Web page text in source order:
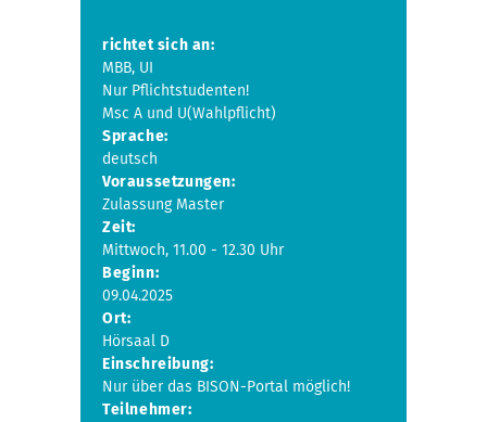
richtet sich an:
MBB, UI
Nur Pflichtstudenten!
Msc A und U(Wahlpflicht)
Sprache:
deutsch
Voraussetzungen:
Zulassung Master
Zeit:
Mittwoch, 11.00 - 12.30 Uhr
Beginn:
09.04.2025
Ort:
Hörsaal D
Einschreibung:
Nur über das BISON-Portal möglich!
Teilnehmer: